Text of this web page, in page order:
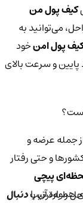
کیف پول من
می‌توانید به
پول امنخود
و سرعت بالای
عرضه و
و حتی رفتار
پیچی
آن را دنبال
را به‌ترتیب دنبال